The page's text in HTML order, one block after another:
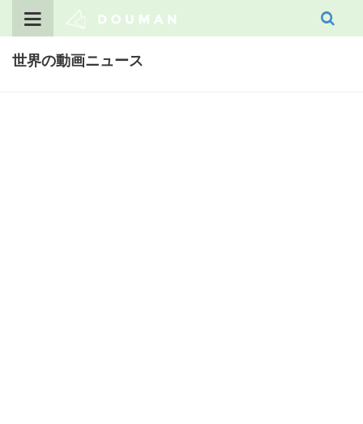
世界の動画ニュース